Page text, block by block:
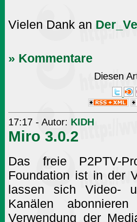
Vielen Dank an
» Kommentare
Diesen
17:17 - Autor: KIDH
Miro 3.0.2
Das freie P2PTV-
Foundation ist in der
lassen sich Video-
Kanälen
Verwendung der